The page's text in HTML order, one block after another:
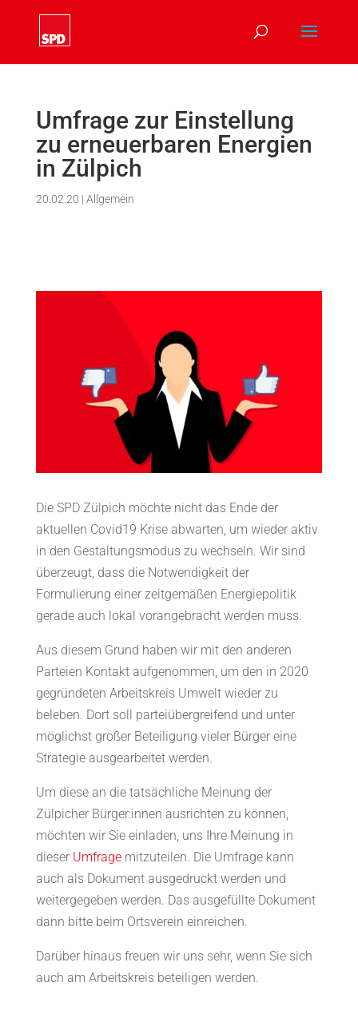
Umfrage zur Einstellung
zu erneuerbaren Energien
in Zülpich
20.02.20 | Allgemein
Die SPD Zülpich möchte nicht das Ende der
aktuellen Covid19 Krise abwarten, um wieder aktiv
in den Gestaltungsmodus zu wechseln. Wir sind
überzeugt, dass die Notwendigkeit der
Formulierung einer zeitgemäßen Energiepolitik
gerade auch lokal vorangebracht werden muss.
Aus diesem Grund haben wir mit den anderen
Parteien Kontakt aufgenommen, um den in 2020
gegründeten Arbeitskreis Umwelt wieder zu
beleben. Dort soll parteiübergreifend und unter
möglichst großer Beteiligung vieler Bürger eine
Strategie ausgearbeitet werden.
Um diese an die tatsächliche Meinung der
Zülpicher Bürger:innen ausrichten zu können,
möchten wir Sie einladen, uns Ihre Meinung in
dieser Umfragemitzuteilen. Die Umfrage kann
auch als Dokument ausgedruckt werden und
weitergegeben werden. Das ausgefüllte Dokument
dann bitte beim Ortsverein einreichen.
Darüber hinaus freuen wir uns sehr, wenn Sie sich
auch am Arbeitskreis beteiligen werden.